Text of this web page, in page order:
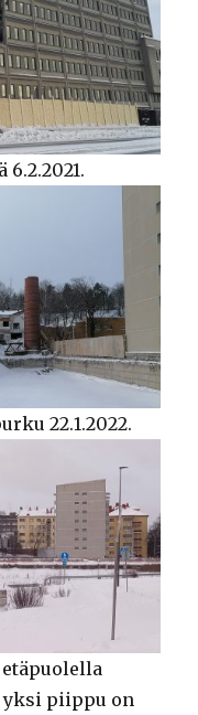
22.1.2022.
yksi piippu on